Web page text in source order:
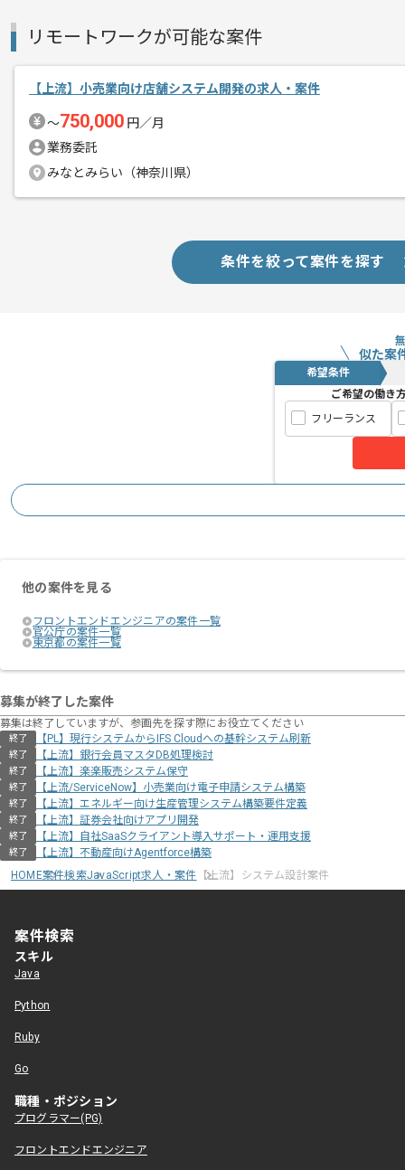
首都圏または遠方からリモートにてご
リモートワークが可能な案件
【上流】小売業向け店舗システム開発の求人・案件
〜750,000 円／月
業務委託
みなとみらい（神奈川県）
条件を絞って案件を探す
似た案
希望条件
ご希望の働き
フリーランス
他の案件を見る
フロントエンドエンジニアの案件一覧
官公庁の案件一覧
東京都の案件一覧
募集が終了した案件
募集は終了していますが、参画先を探す際にお役立てください
終了 【PL】現行システムからIFS Cloudへの基幹システム刷新
終了 【上流】銀行会員マスタDB処理検討
終了 【上流】楽楽販売システム保守
終了 【上流/ServiceNow】小売業向け電子申請システム構築
終了 【上流】エネルギー向け生産管理システム構築要件定義
終了 【上流】証券会社向けアプリ開発
終了 【上流】自社SaaSクライアント導入サポート・運用支援
終了
【上流】不動産向けAgentforce構築
HOME案件検索JavaScript求人・案件 【上流】システム設計案件
案件検索
スキル
Java
Python
Ruby
Go
職種・ポジション
プログラマー(PG)
フロントエンドエンジニア